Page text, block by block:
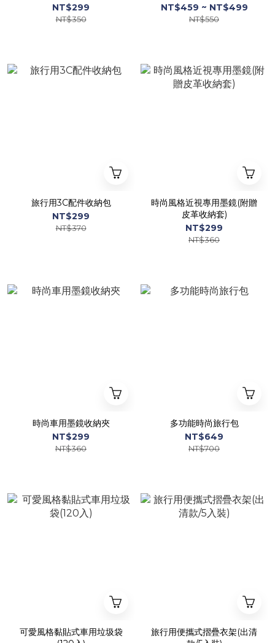
NT$299
NT$350
NT$459 ~ NT$499
NT$550
旅行用3C配件收納包
NT$299
NT$370
時尚風格近視專用墨鏡(附贈
皮革收納套)
NT$299
NT$360
時尚車用墨鏡收納夾
NT$299
NT$360
多功能時尚旅行包
NT$649
NT$700
可愛風格黏貼式車用垃圾袋
旅行用便攜式摺疊衣架(出清